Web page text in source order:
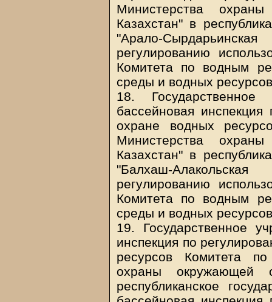
Министерства
Казахстан" в
"Арало-
регулированию
Комитета по водным
среды и водных
18. Государственное
бассейновая
охране водных
Министерства
Казахстан" в
"Балхаш-
регулированию
Комитета по водным
среды и водных
19. Государственное
инспекция по
ресурсов Комитета
охраны окружающей
республиканское